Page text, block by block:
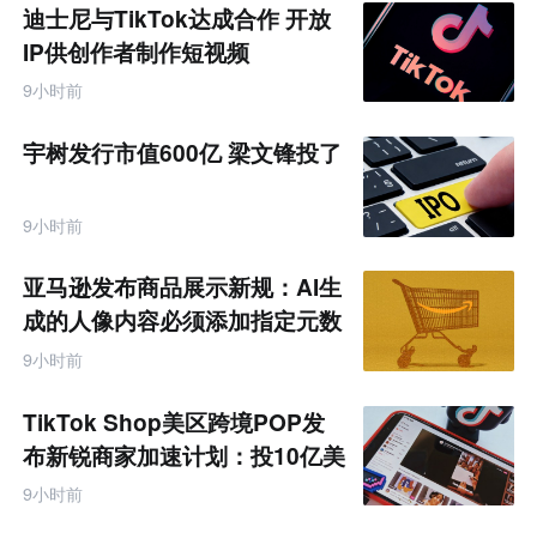
迪士尼与TikTok达成合作 开放
IP供创作者制作短视频
9小时前
宇树发行市值600亿 梁文锋投了
9小时前
亚马逊发布商品展示新规：AI生
成的人像内容必须添加指定元数
据
9小时前
TikTok Shop美区跨境POP发
布新锐商家加速计划：投10亿美
金资源帮扶四类商家
9小时前